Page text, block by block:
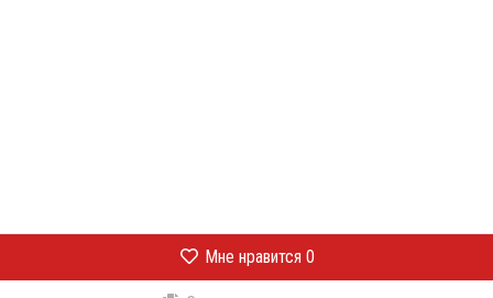
Мне нравится 0